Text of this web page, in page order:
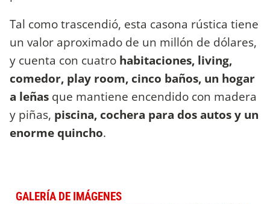
Tal como trascendió, esta casona rústica tiene
un valor aproximado de un millón de dólares,
y cuenta con cuatro habitaciones, living,
comedor, play room, cinco baños, un hogar
a leñas que mantiene encendido con madera
y piñas, piscina, cochera para dos autos y un
enorme quincho.
GALERÍA DE IMÁGENES